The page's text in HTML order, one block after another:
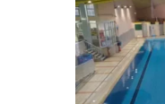
MONTATAIRE